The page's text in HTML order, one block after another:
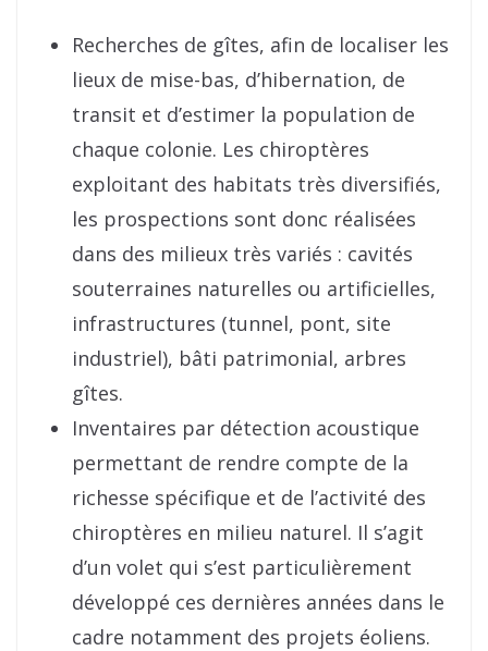
Recherches de gîtes, afin de localiser les
lieux de mise-bas, d’hibernation, de
transit et d’estimer la population de
chaque colonie. Les chiroptères
exploitant des habitats très diversifiés,
les prospections sont donc réalisées
dans des milieux très variés : cavités
souterraines naturelles ou artificielles,
infrastructures (tunnel, pont, site
industriel), bâti patrimonial, arbres
gîtes.
Inventaires par détection acoustique
permettant de rendre compte de la
richesse spécifique et de l’activité des
chiroptères en milieu naturel. Il s’agit
d’un volet qui s’est particulièrement
développé ces dernières années dans le
cadre notamment des projets éoliens.